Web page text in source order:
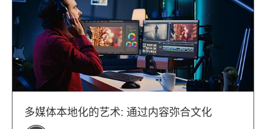
多媒体本地化的艺术: 通过内容弥合文化